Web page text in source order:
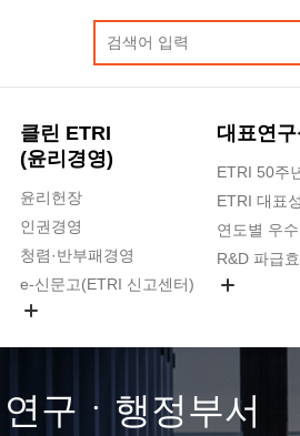
클린 ETRI
(윤리경영)
윤리헌장
인권경영
청렴·반부패경영
e-신문고(ETRI 신고센터)
고객의소리
수의계약 현황
대표연
ETRI 50주
ETRI 대표
연도별 우
R&D 파급
연구ㆍ행정부서